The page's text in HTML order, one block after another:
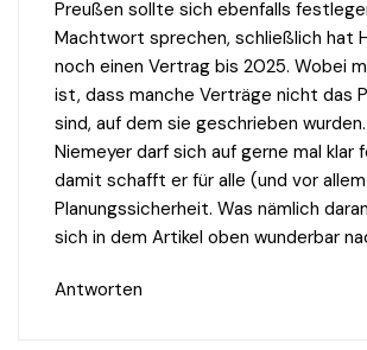
Preußen sollte sich ebenfalls
Machtwort sprechen, schließlich hat
noch einen Vertrag bis 2025. Wobei
ist, dass manche Verträge nicht das
sind, auf dem sie geschrieben
Niemeyer darf sich auf gerne mal klar
damit schafft er für alle (und vor
Planungssicherheit. Was nämlich
sich in dem Artikel oben wunderbar
Antworten